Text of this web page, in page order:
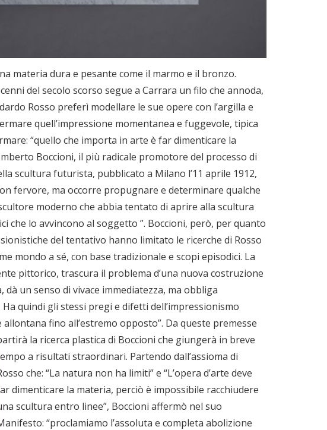
materia dura e pesante come il marmo e il bronzo.
del secolo scorso segue a Carrara un filo che annoda,
Rosso preferì modellare le sue opere con l’argilla e
quell’impressione momentanea e fuggevole, tipica
“quello che importa in arte è far dimenticare la
Boccioni, il più radicale promotore del processo di
scultura futurista, pubblicato a Milano l’11 aprile 1912,
fervore, ma occorre propugnare e determinare qualche
moderno che abbia tentato di aprire alla scultura
che lo avvincono al soggetto ”. Boccioni, però, per quanto
del tentativo hanno limitato le ricerche di Rosso
mondo a sé, con base tradizionale e scopi episodici. La
pittorico, trascura il problema d’una nuova costruzione
un senso di vivace immediatezza, ma obbliga
quindi gli stessi pregi e difetti dell’impressionismo
fino all’estremo opposto”. Da queste premesse
la ricerca plastica di Boccioni che giungerà in breve
a risultati straordinari. Partendo dall’assioma di
che: “La natura non ha limiti” e “L’opera d’arte deve
dimenticare la materia, perciò è impossibile racchiudere
scultura entro linee”, Boccioni affermò nel suo
“proclamiamo l’assoluta e completa abolizione